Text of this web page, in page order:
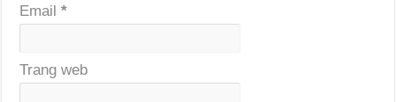
Email*
Trang web